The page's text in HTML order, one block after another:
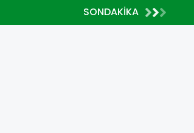
SONDAKİKA